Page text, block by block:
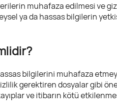
muhafaza edilmesi ve
ya da hassas bilgilerin
bilgilerini muhafaza
gerektiren dosyalar gibi
ve itibarın kötü